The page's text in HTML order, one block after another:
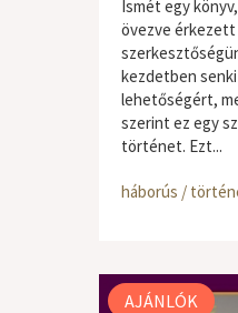
Ismét egy
övezve érkezett
kezdetben
lehetőségért,
szerint ez egy
történet. Ezt...
háborús /
AJÁNLÓK